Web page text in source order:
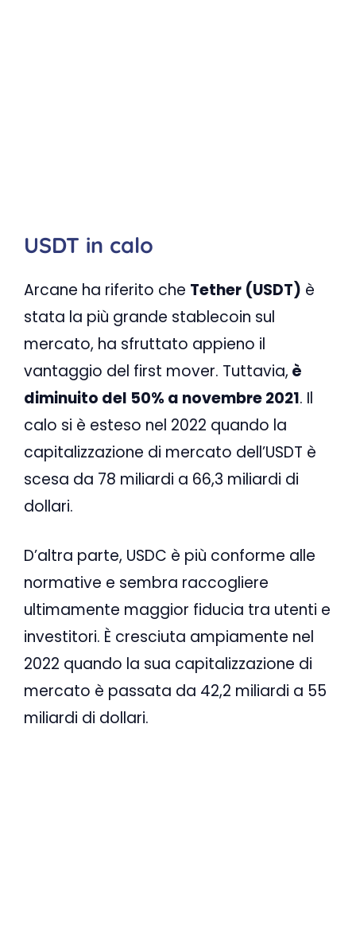
USDT in calo
Arcane ha riferito che Tether (USDT) è
stata la più grande stablecoin sul
mercato, ha sfruttato appieno il
vantaggio del first mover. Tuttavia, è
diminuito del 50% a novembre 2021. Il
calo si è esteso nel 2022 quando la
capitalizzazione di mercato dell’USDT è
scesa da 78 miliardi a 66,3 miliardi di
dollari.
D’altra parte, USDC è più conforme alle
normative e sembra raccogliere
ultimamente maggior fiducia tra utenti e
investitori. È cresciuta ampiamente nel
2022 quando la sua capitalizzazione di
mercato è passata da 42,2 miliardi a 55
miliardi di dollari.